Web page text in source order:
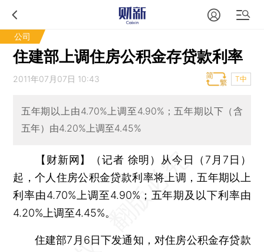
公司
住建部上调住房公积金存贷款利率
2011年07月07日 10:43 T中
五年期以上由4.70%上调至4.90%；五年期以下（含
五年）由4.20%上调至4.45%
【财新网】（记者 徐明） 从今日（7月7日）
起，个人住房公积金贷款利率将上调，五年期以上
利率由4.70%上调至4.90%；五年期及以下利率由
4.20%上调至4.45%。
住建部7月6日下发通知，对住房公积金存贷款